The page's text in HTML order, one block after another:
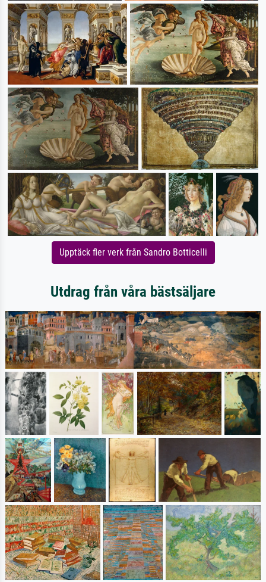
Upptäck fler verk från Sandro Botticelli
Utdrag från våra bästsäljare